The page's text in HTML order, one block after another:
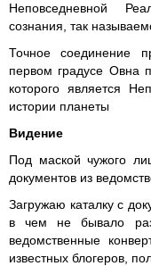
Неповседневной
сознания, так
Точное соединение
первом градусе Овна
которого является
истории планеты
Видение
Под маской чужого
документов из
Загружаю каталку с
в чем не бывало
ведомственные
известных блогеров,